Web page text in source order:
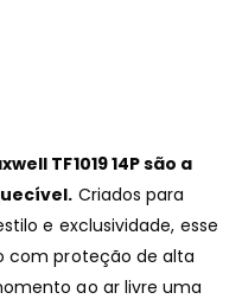
TF1019 14P são a
Criados para
e exclusividade, esse
com proteção de alta
ao ar livre uma